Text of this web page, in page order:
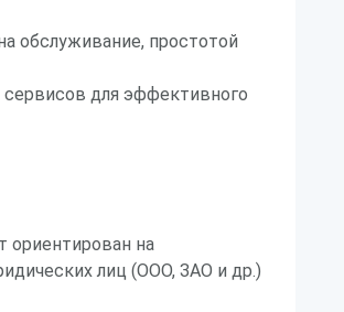
обслуживание, простотой
для эффективного
ориентирован на
лиц (ООО, ЗАО и др.)